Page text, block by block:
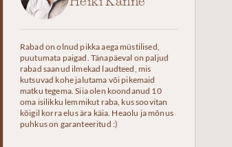
Rabad on olnud pikka aega müstilised,
puutumata paigad. Tänapäeval on paljud
rabad saanud ilmekad laudteed, mis
kutsuvad kohe jalutama või pikemaid
matku tegema. Siia olen koondanud 10
oma isilikku lemmikut raba, kus soovitan
kõigil korra elus ära käia. Heaolu ja mõnus
puhkus on garanteeritud :)